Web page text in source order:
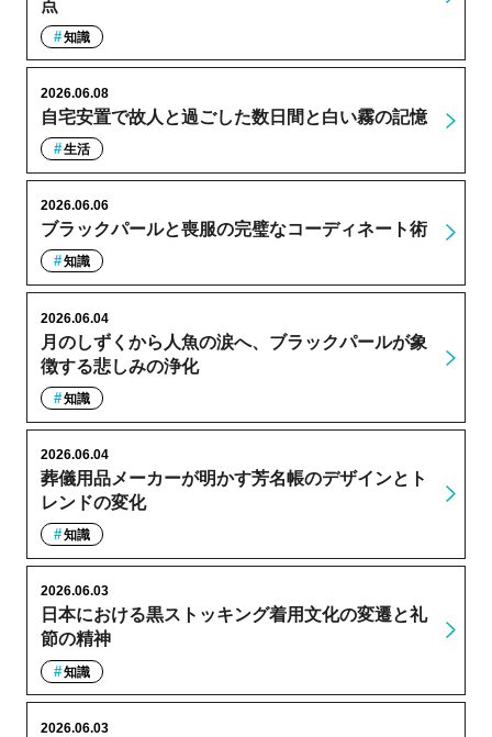
点
知識
自宅安置で故人と過ごした数日間と白い霧の記憶
2026.06.08
生活
ブラックパールと喪服の完璧なコーディネート術
2026.06.06
知識
月のしずくから人魚の涙へ、ブラックパールが象
徴する悲しみの浄化
2026.06.04
知識
葬儀用品メーカーが明かす芳名帳のデザインとト
レンドの変化
2026.06.04
知識
日本における黒ストッキング着用文化の変遷と礼
節の精神
2026.06.03
知識
2026.06.03